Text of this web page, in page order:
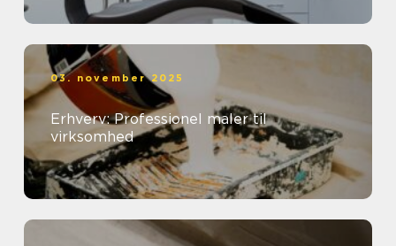
03. november 2025
Erhverv: Professionel maler til
virksomhed